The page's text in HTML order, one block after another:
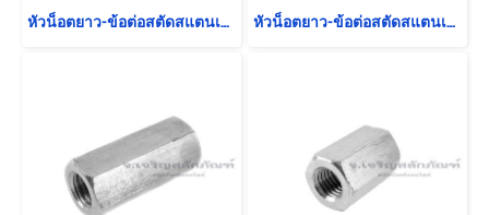
หัวน็อตยาว-ข้อต่อสตัดสแตนเลส 304 ขนาด M14 ยาว 40 mm (หัวน็อตเบอร์ 22) หัวน็อตตัวเมียยาวพิเศษ หัวน็อตยาว-ข้อต่อสตัดสแตนเลส 304 ขนาด M14 ยาว 45 mm (หัวน็อตเบอร์ 22) หัวน็อตตัวเมียยาวพิเศษ